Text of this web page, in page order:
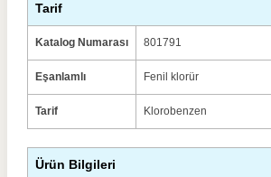
Tarif
Katalog Numarası 801791
Eşanlamlı Fenil klorür
Tarif Klorobenzen
Ürün Bilgileri